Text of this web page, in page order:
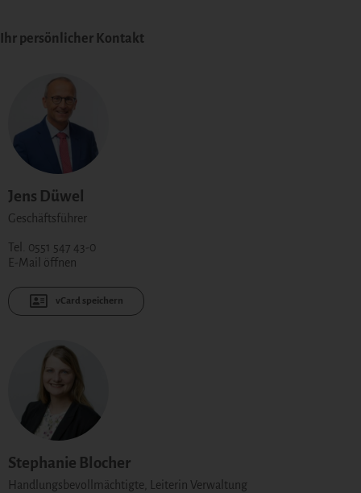
Ihr persönlicher Kontakt
Jens Düwel
Geschäftsführer
Tel. 0551 547 43-0
E-Mail öffnen
vCard speichern
Stephanie Blocher
Handlungsbevollmächtigte, Leiterin Verwaltung